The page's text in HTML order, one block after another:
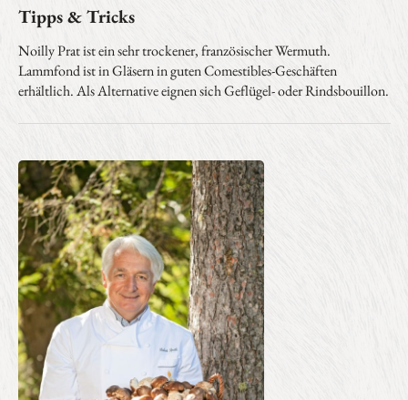
Tipps & Tricks
Noilly Prat ist ein sehr trockener, französischer Wermuth.
Lammfond ist in Gläsern in guten Comestibles-Geschäften
erhältlich. Als Alternative eignen sich Geflügel- oder Rindsbouillon.